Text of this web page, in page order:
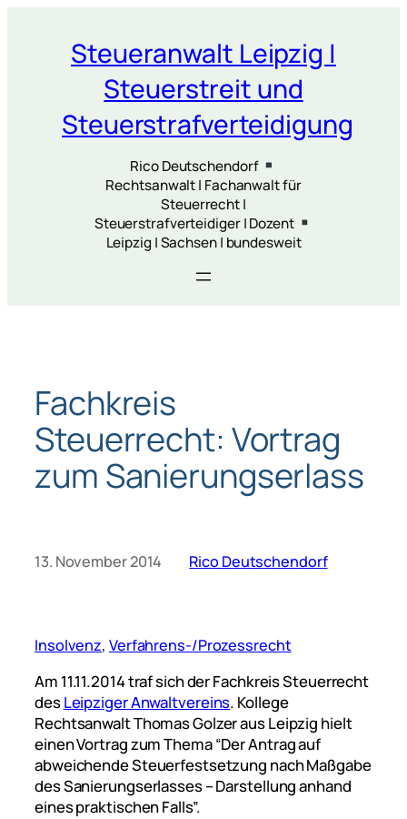
springenSteueranwalt Leipzig |
Steuerstreit und
Steuerstrafverteidigung
Rico Deutschendorf
Rechtsanwalt | Fachanwalt für
Steuerrecht |
Steuerstrafverteidiger | Dozent
Leipzig | Sachsen | bundesweit
Fachkreis
Steuerrecht: Vortrag
zum Sanierungserlass
13. November 2014 Rico Deutschendorf
Insolvenz, Verfahrens-/Prozessrecht
Am 11.11.2014 traf sich der Fachkreis Steuerrecht
desLeipziger Anwaltvereins. Kollege
Rechtsanwalt Thomas Golzer aus Leipzig hielt
einen Vortrag zum Thema “Der Antrag auf
abweichende Steuerfestsetzung nach Maßgabe
des Sanierungserlasses – Darstellung anhand
eines praktischen Falls”.